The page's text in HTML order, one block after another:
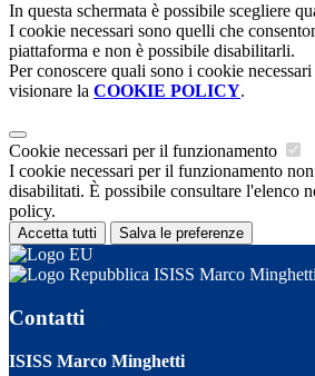
In questa schermata è possibile scegliere
I cookie necessari sono quelli che
piattaforma e non è possibile disabilitarli.
Per conoscere quali sono i cookie
visionare la COOKIE POLICY.
Cookie necessari per il funzionamento
I cookie necessari per il funzionamento non
disabilitati. È possibile consultare l'elenco
policy.
Accetta tutti Salva le preferenze
ISISS Marco
Contatti
ISISS Marco Minghetti